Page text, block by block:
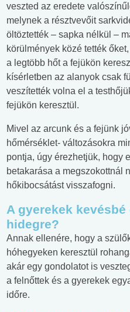
veszted az eredete
melynek a résztvevőit
öltöztették – sapka nélkül –
körülmények közé tették
a legtöbb hőt a fejükön
kísérletben az alanyok csak
veszítették volna el a
fejükön keresztül.
Mivel az arcunk és a fejünk
hőmérséklet- változásokra
pontja, úgy érezhetjük, hogy
betakarása a megszokottnál
hőkibocsátást visszafogni.
A gyerekek kevésbé
hidegre?
Annak ellenére, hogy a
hóhegyeken keresztül
akár egy gondolatot is
a felnőttek és a gyerekek
időre.